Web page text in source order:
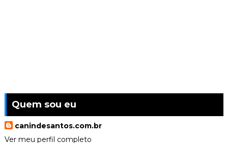
Quem sou eu
canindesantos.com.br
Ver meu perfil completo